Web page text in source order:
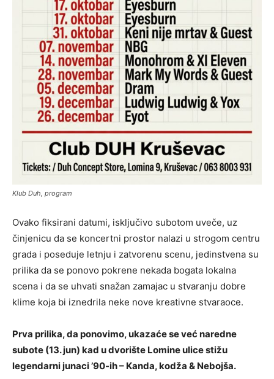
Klub Duh, program
Ovako fiksirani datumi, isključivo subotom uveče, uz
činjenicu da se koncertni prostor nalazi u strogom centru
grada i poseduje letnju i zatvorenu scenu, jedinstvena su
prilika da se ponovo pokrene nekada bogata lokalna
scena i da se uhvati snažan zamajac u stvaranju dobre
klime koja bi iznedrila neke nove kreativne stvaraoce.
Prva prilika, da ponovimo, ukazaće se već naredne
subote (13. jun) kad u dvorište Lomine ulice stižu
legendarni junaci ’90-ih – Kanda, kodža & Nebojša.